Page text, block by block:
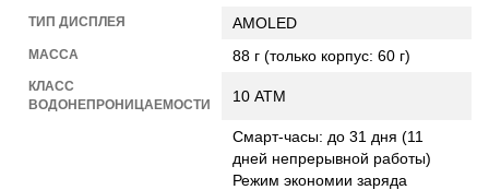
ТИП ДИСПЛЕЯ AMOLED
МАССА 88 г (только корпус: 60 г)
КЛАСС
ВОДОНЕПРОНИЦАЕМОСТИ
10 АТМ
Смарт-часы: до 31 дня (11
дней непрерывной работы)
Режим экономии заряда